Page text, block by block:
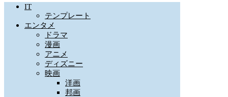
IT
テンプレート
エンタメ
ドラマ
漫画
アニメ
ディズニー
映画
洋画
邦画